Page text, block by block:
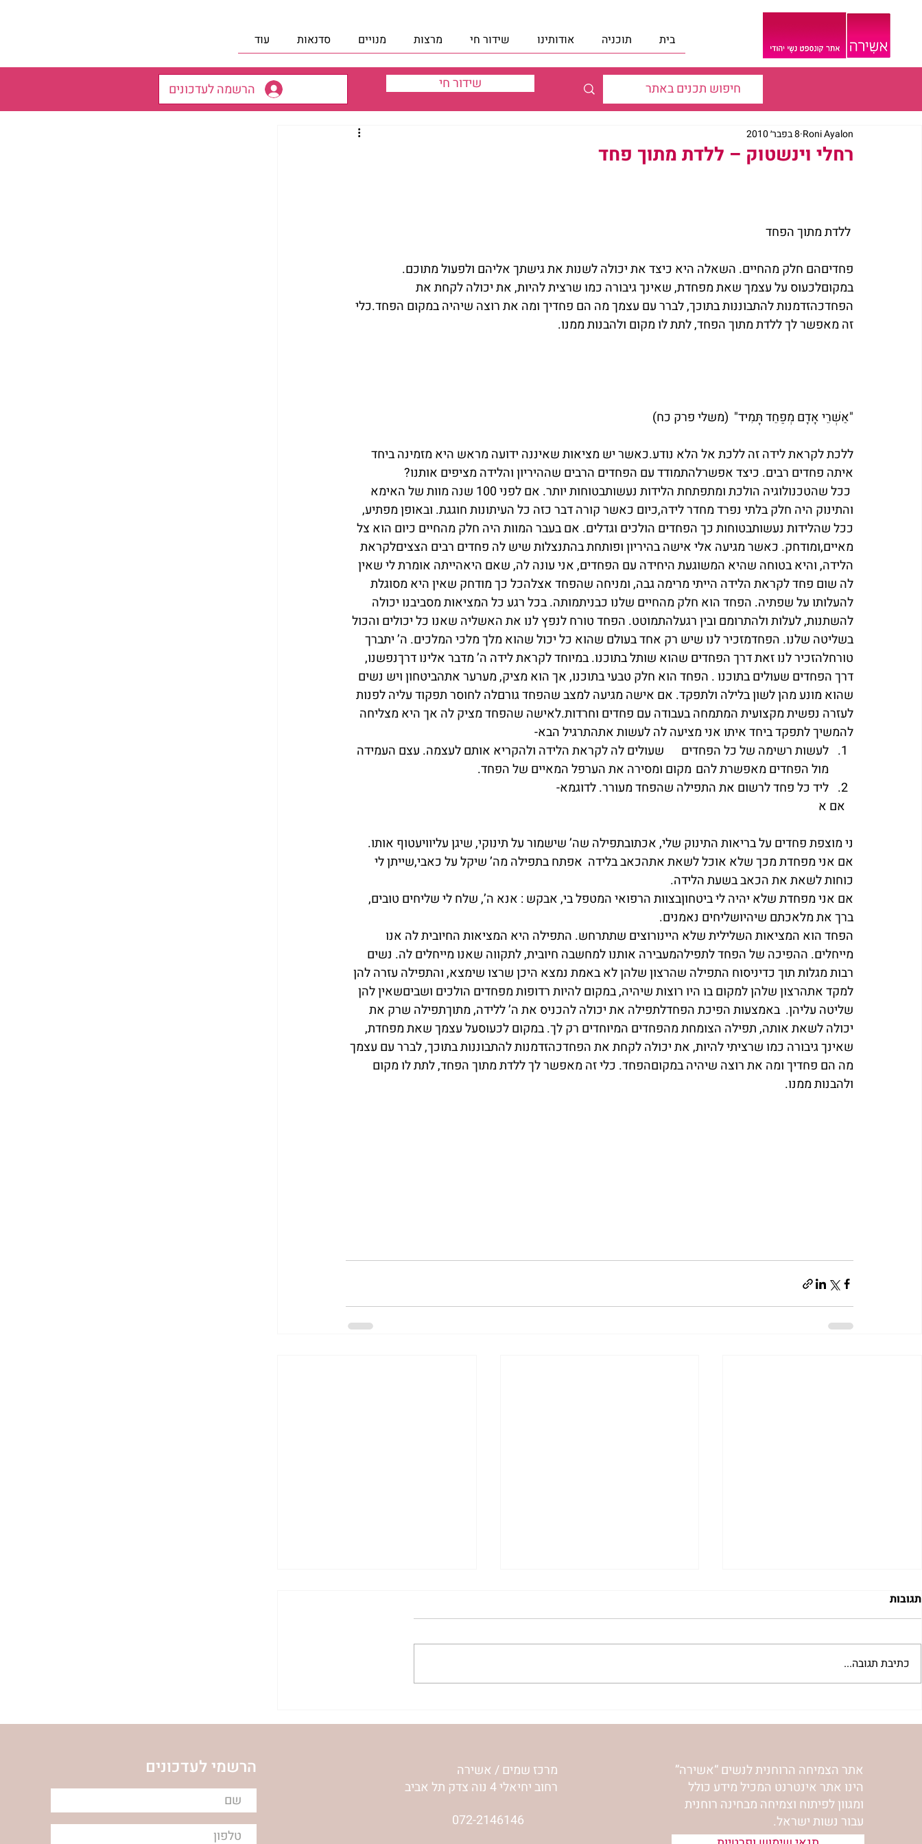
בית תוכניה אודותינו שידור חי מרצות מנויים סדנאות עוד
הרשמה לעדכונים שידור חי
רחלי וינשטוק – ללדת מתוך פחד
Roni Ayalon 8 בפבר׳ 2010
פחדיםהם חלק מהחיים. השאלה היא כיצד את יכולה לשנות את גישתך אליהם ולפעול מתוכם.
במקוםלכעוס על עצמך שאת מפחדת, שאינך גיבורה כמו שרצית להיות, את יכולה לקחת את
הפחדכהזדמנות להתבוננות בתוכך, לברר עם עצמך מה הם פחדיך ומה את רוצה שיהיה במקום הפחד.כלי
זה מאפשר לך ללדת מתוך הפחד, לתת לו מקום ולהבנות ממנו.
"אַשְׁרֵי אָדָם מְפַחֵד תָּמִיד"  (משלי פרק כח)
ללכת לקראת לידה זה ללכת אל הלא נודע.כאשר יש מציאות שאיננה ידועה מראש היא מזמינה ביחד
איתה פחדים רבים. כיצד אפשרלהתמודד עם הפחדים הרבים שההיריון והלידה מציפים אותנו?
ככל שהטכנולוגיה הולכת ומתפתחת הלידות נעשותבטוחות יותר. אם לפני 100 שנה מוות של האימא
והתינוק היה חלק בלתי נפרד מחדר לידה,כיום כאשר קורה דבר כזה כל העיתונות חוגגת. ובאופן מפתיע,
ככל שהלידות נעשותבטוחות כך הפחדים הולכים וגדלים. אם בעבר המוות היה חלק מהחיים כיום הוא צל
מאיים,ומודחק. כאשר מגיעה אלי אישה בהיריון ופותחת בהתנצלות שיש לה פחדים רבים הצציםלקראת
הלידה, והיא בטוחה שהיא המשוגעת היחידה עם הפחדים, אני עונה לה, שאם היאהייתה אומרת לי שאין
לה שום פחד לקראת הלידה הייתי מרימה גבה, ומניחה שהפחד אצלהכל כך מודחק שאין היא מסוגלת
להעלותו על שפתיה. הפחד הוא חלק מהחיים שלנו כבניתמותה. בכל רגע כל המציאות מסביבנו יכולה
להשתנות, לעלות ולהתרומם ובין רגעלהתמוטט. הפחד טורח לנפץ לנו את האשליה שאנו כל יכולים והכול
בשליטה שלנו. הפחדמזכיר לנו שיש רק אחד בעולם שהוא כל יכול שהוא מלך מלכי המלכים. ה’ יתברך
טורחלהזכיר לנו זאת דרך הפחדים שהוא שותל בתוכנו. במיוחד לקראת לידה ה’ מדבר אלינו דרךנפשנו,
דרך הפחדים שעולים בתוכנו . הפחד הוא חלק טבעי בתוכנו, אך הוא מציק, מערער אתהביטחון ויש נשים
שהוא מונע מהן לשון בלילה ולתפקד. אם אישה מגיעה למצב שהפחד גורםלה לחוסר תפקוד עליה לפנות
לעזרה נפשית מקצועית המתמחה בעבודה עם פחדים וחרדות.לאישה שהפחד מציק לה אך היא מצליחה
להמשיך לתפקד ביחד איתו אני מציעה לה לעשות אתהתרגיל הבא-
לעשות רשימה של כל הפחדים	שעולים לה לקראת הלידה ולהקריא אותם לעצמה. עצם העמידה
מול הפחדים מאפשרת להם	מקום ומסירה את הערפל המאיים של הפחד.
ליד כל פחד לרשום את התפילה שהפחד מעורר. לדוגמא-
ני מוצפת פחדים על בריאות התינוק שלי, אכתובתפילה שה’ שישמור על תינוקי, שיגן עליוויעטוף אותו.
אם אני מפחדת מכך שלא אוכל לשאת אתהכאב בלידה  אפתח בתפילה מה’ שיקל על כאבי,שייתן לי
כוחות לשאת את הכאב בשעת הלידה.
אם אני מפחדת שלא יהיה לי ביטחוןבצוות הרפואי המטפל בי, אבקש : אנא ה’, שלח לי שליחים טובים,
ברך את מלאכתם שיהיושליחים נאמנים.
הפחד הוא המציאות השלילית שלא היינורוצים שתתרחש. התפילה היא המציאות החיובית לה אנו
מייחלים. ההפיכה של הפחד לתפילהמעבירה אותנו למחשבה חיובית, לתקווה שאנו מייחלים לה. נשים
רבות מגלות תוך כדיניסוח התפילה שהרצון שלהן לא באמת נמצא היכן שרצו שימצא, והתפילה עזרה להן
למקד אתהרצון שלהן למקום בו היו רוצות שיהיה, במקום להיות רדופות מפחדים הולכים ושביםשאין להן
שליטה עליהן.  באמצעות הפיכת הפחדלתפילה את יכולה להכניס את ה’ ללידה, מתוךתפילה שרק את
יכולה לשאת אותה, תפילה הצומחת מהפחדים המיוחדים רק לך. במקום לכעוסעל עצמך שאת מפחדת,
שאינך גיבורה כמו שרציתי להיות, את יכולה לקחת את הפחדכהזדמנות להתבוננות בתוכך, לברר עם עצמך
מה הם פחדיך ומה את רוצה שיהיה במקוםהפחד. כלי זה מאפשר לך ללדת מתוך הפחד, לתת לו מקום
ולהבנות ממנו.
שיעור לט"ו באב | הר' ימימה
השיעור לתשעה באב | הר'
אוהב" | ראש חודש אב
תגובות
כתיבת תגובה...
הרשמי לעדכונים
מרכז שמים / אשירה
רחוב יחיאלי 4 נוה צדק תל אביב
072-2146146
אתר הצמיחה הרוחנית לנשים “אשירה”
הינו אתר אינטרנט המכיל מידע כולל
ומגוון לפיתוח וצמיחה מבחינה רוחנית
עבור נשות ישראל.